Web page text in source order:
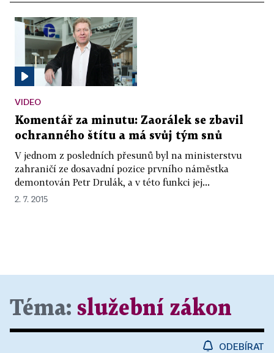
VIDEO
Komentář za minutu: Zaorálek se zbavil
ochranného štítu a má svůj tým snů
V jednom z posledních přesunů byl na ministerstvu
zahraničí ze dosavadní pozice prvního náměstka
demontován Petr Drulák, a v této funkci jej...
2. 7. 2015
Téma: služební zákon
ODEBÍRAT